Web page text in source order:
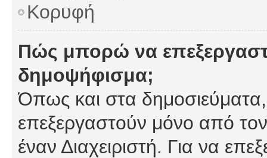
Κορυφή
Πώς μπορώ να
δημοψήφισμα;
Όπως και στα
επεξεργαστούν μόνο από
έναν Διαχειριστή. Για να